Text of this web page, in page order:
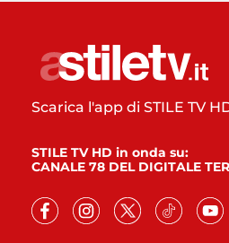
Scarica l'app di STILE TV
STILE TV HD in onda su:
CANALE 78 DEL DIGITALE